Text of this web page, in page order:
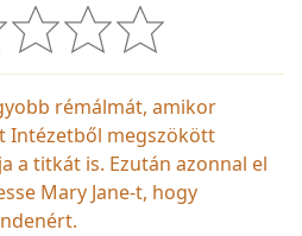
rémálmát, amikor
Intézetből megszökött
a titkát is. Ezután azonnal el
Mary Jane-t, hogy